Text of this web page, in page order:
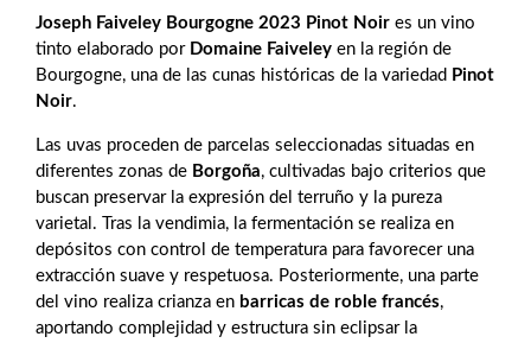
Joseph Faiveley Bourgogne 2023 Pinot Noir es un vino
tinto elaborado por Domaine Faiveley en la región de
Bourgogne, una de las cunas históricas de la variedad Pinot
Noir.
Las uvas proceden de parcelas seleccionadas situadas en
diferentes zonas de Borgoña, cultivadas bajo criterios que
buscan preservar la expresión del terruño y la pureza
varietal. Tras la vendimia, la fermentación se realiza en
depósitos con control de temperatura para favorecer una
extracción suave y respetuosa. Posteriormente, una parte
del vino realiza crianza en barricas de roble francés,
aportando complejidad y estructura sin eclipsar la